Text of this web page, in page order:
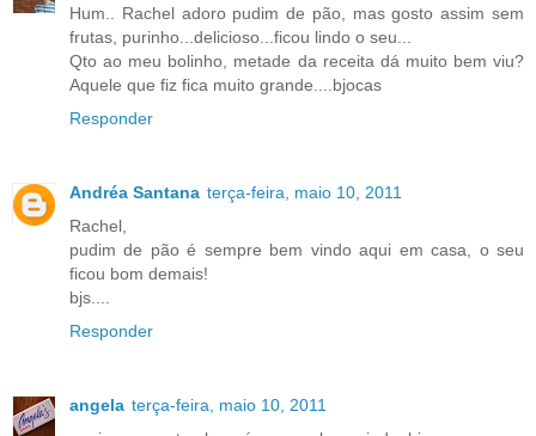
Hum.. Rachel adoro pudim de pão, mas gosto assim sem
frutas, purinho...delicioso...ficou lindo o seu...
Qto ao meu bolinho, metade da receita dá muito bem viu?
Aquele que fiz fica muito grande....bjocas
Responder
Andréa Santana terça-feira, maio 10, 2011
Rachel,
pudim de pão é sempre bem vindo aqui em casa, o seu
ficou bom demais!
bjs....
Responder
angela terça-feira, maio 10, 2011